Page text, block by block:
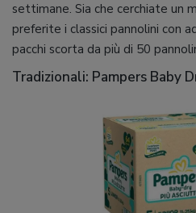
settimane. Sia che cerchiate un
preferite i classici pannolini con
pacchi scorta da più di 50
Tradizionali: Pampers Baby